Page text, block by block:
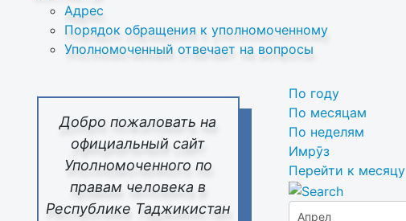
Адрес
Порядок обращения к уполномоченному
Уполномоченный отвечает на вопросы
Добро пожаловать на
официальный сайт
Уполномоченного по
правам человека в
Республике Таджикистан
По году
По месяцам
По неделям
Имрӯз
Перейти к месяцу